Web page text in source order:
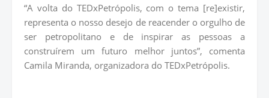
“A volta do TEDxPetrópolis, com o tema [re]existir,
representa o nosso desejo de reacender o orgulho de
ser petropolitano e de inspirar as pessoas a
construírem um futuro melhor juntos”, comenta
Camila Miranda, organizadora do TEDxPetrópolis.